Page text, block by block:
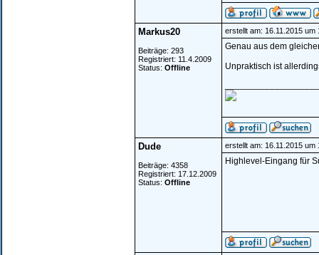
Markus20
Beiträge: 293
Registriert: 11.4.2009
Status: Offline
erstellt am: 16.11.2015 um
Genau aus dem
Unpraktisch ist
Dude
Beiträge: 4358
Registriert: 17.12.2009
Status: Offline
erstellt am: 16.11.2015 um
Highlevel-Eingang für